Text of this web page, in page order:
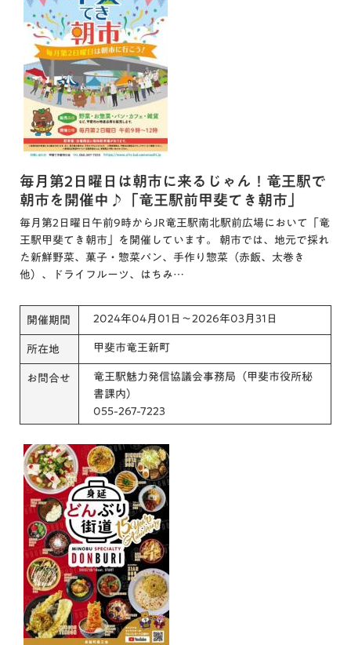
毎月第2日曜日は朝市に来るじゃん！竜王駅で
朝市を開催中♪「竜王駅前甲斐てき朝市」
毎月第2日曜日午前9時からJR竜王駅南北駅前広場において「竜
王駅甲斐てき朝市」を開催しています。 朝市では、地元で採れ
た新鮮野菜、菓子・惣菜パン、手作り惣菜（赤飯、太巻き
他）、ドライフルーツ、はちみ…
開催期間 2024年04月01日～2026年03月31日
所在地 甲斐市竜王新町
お問合せ
竜王駅魅力発信協議会事務局（甲斐市役所秘
書課内）
055-267-7223